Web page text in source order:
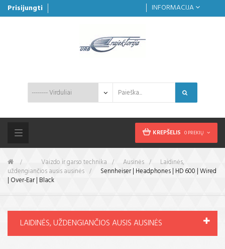
Prisijungti INFORMACIJA
KREPŠELIS 0 PREKIŲ
Toggle
navigation
&gt; Vaizdo ir garso technika > Ausinės >
Laidinės,
uždengiančios ausis ausinės >
Sennheiser | Headphones | HD 600 | Wired
| Over-Ear | Black
LAIDINĖS, UŽDENGIANČIOS AUSIS AUSINĖS